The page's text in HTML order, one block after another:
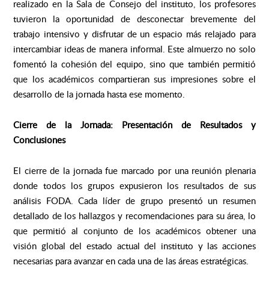
realizado en la Sala de Consejo del instituto, los profesores
tuvieron la oportunidad de desconectar brevemente del
trabajo intensivo y disfrutar de un espacio más relajado para
intercambiar ideas de manera informal. Este almuerzo no solo
fomentó la cohesión del equipo, sino que también permitió
que los académicos compartieran sus impresiones sobre el
desarrollo de la jornada hasta ese momento.
Cierre de la Jornada: Presentación de Resultados y
Conclusiones
El cierre de la jornada fue marcado por una reunión plenaria
donde todos los grupos expusieron los resultados de sus
análisis FODA. Cada líder de grupo presentó un resumen
detallado de los hallazgos y recomendaciones para su área, lo
que permitió al conjunto de los académicos obtener una
visión global del estado actual del instituto y las acciones
necesarias para avanzar en cada una de las áreas estratégicas.